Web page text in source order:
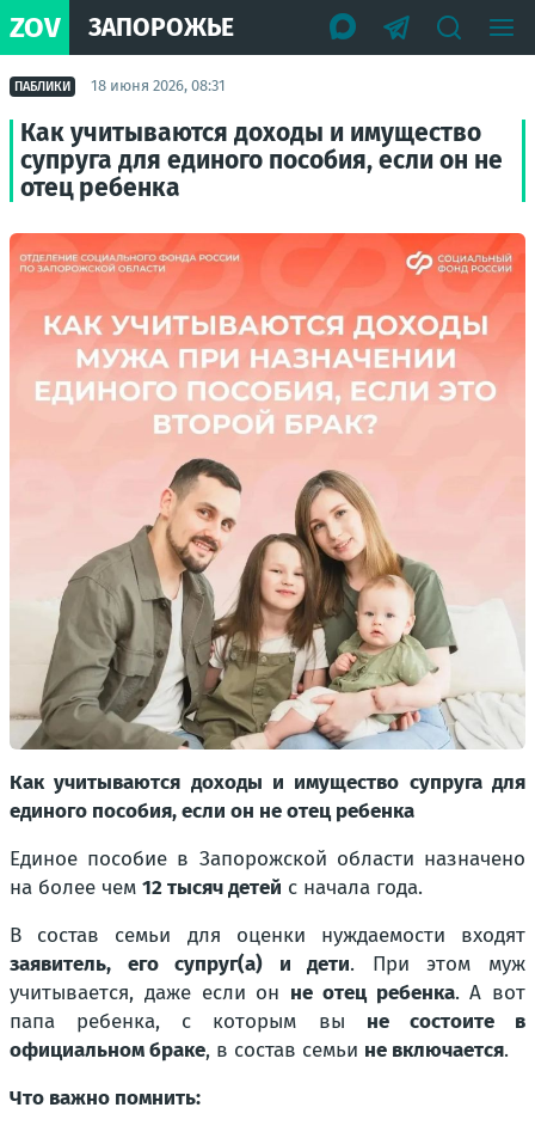
ZOV ЗАПОРОЖЬЕ
ПАБЛИКИ 18 июня 2026, 08:31
Как учитываются доходы и имущество
супруга для единого пособия, если он не
отец ребенка
Как учитываются доходы и имущество супруга для
единого пособия, если он не отец ребенка
Единое пособие в Запорожской области назначено
на более чем 12 тысяч детей с начала года.
В состав семьи для оценки нуждаемости входят
заявитель, его супруг(а) и дети. При этом муж
учитывается, даже если он не отец ребенка. А вот
папа ребенка, с которым вы не состоите в
официальном браке, в состав семьи не включается.
Что важно помнить: